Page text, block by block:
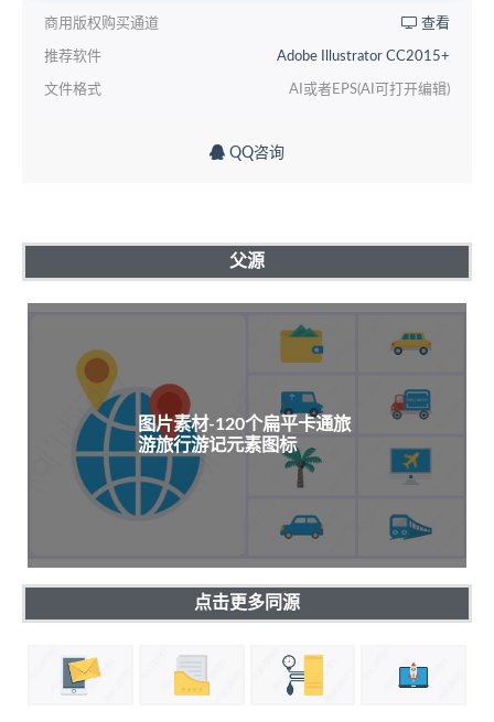
商用版权购买通道 查看
推荐软件 Adobe Illustrator CC2015+
文件格式 AI或者EPS(AI可打开编辑)
QQ咨询
父源
图片素材-120个扁平卡通旅
游旅行游记元素图标
点击更多同源